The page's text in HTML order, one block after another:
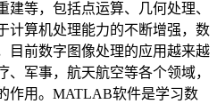
等，包括点运算、几何处理、
计算机处理能力的不断增强，数
目前数字图像处理的应用越来越
军事，航天航空等各个领域，
作用。MATLAB软件是学习数